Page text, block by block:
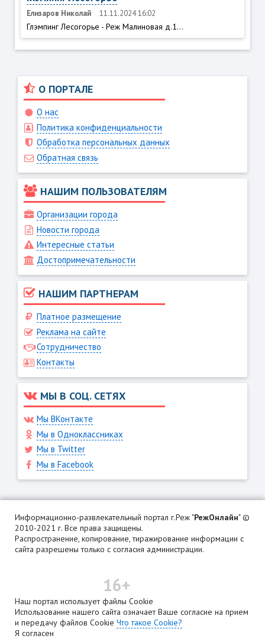
Елизаров Николай 11.11.2024 16:02
Глэмпинг Лесогорье - Реж Малиновая д.1...
О ПОРТАЛЕ
О нас
Политика конфиденциальности
Обработка персональных данных
Обратная связь
НАШИМ ПОЛЬЗОВАТЕЛЯМ
Организации города
Новости города
Интересные статьи
Достопримечательности
НАШИМ ПАРТНЕРАМ
Платное размещение
Реклама на сайте
Сотрудничество
Контакты
МЫ В СОЦ. СЕТЯХ
Мы ВКонтакте
Мы в Одноклассниках
Мы в Twitter
Мы в Facebook
Информационно-развлекательный портал г.Реж "РежОнлайн" ©
2010-2021 г. Все права защищены.
Распространение, копирование, тиражирование информации с
сайта разрешены только с согласия администрации.
16+
Наш портал использует файлы Cookie
Использование нашего сайта означает Ваше согласие на прием
и передачу файлов Cookie Что такое Cookie?
Я согласен